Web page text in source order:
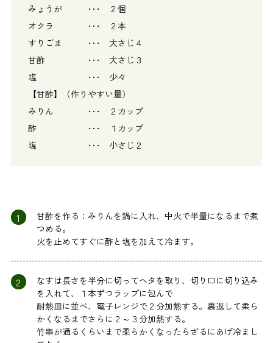
みょうが ･･･ ２個
オクラ ･･･ ２本
すりごま ･･･ 大さじ４
甘酢 ･･･ 大さじ３
塩 ･･･ 少々
【甘酢】（作りやすい量）
みりん ･･･ ２カップ
酢 ･･･ １カップ
塩 ･･･ 小さじ２
1
甘酢を作る：みりんを鍋に入れ、中火で半量になるまで煮
つめる。
火を止めてすぐに酢と塩を加えて冷ます。
2
なすは長さを半分に切ってヘタを取り、切り口に切り込み
を入れて、１本ずつラップに包んで
耐熱皿に並べ、電子レンジで２分加熱する。裏返して柔ら
かくなるまでさらに２～３分加熱する。
竹串が通るくらいまで柔らかくなったらざるにあげ冷まし